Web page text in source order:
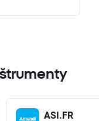
ASI.FR